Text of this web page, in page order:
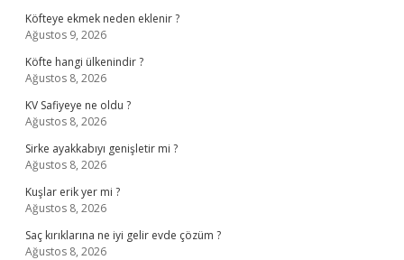
Köfteye ekmek neden eklenir ?
Ağustos 9, 2026
Köfte hangi ülkenindir ?
Ağustos 8, 2026
KV Safiyeye ne oldu ?
Ağustos 8, 2026
Sirke ayakkabıyı genişletir mi ?
Ağustos 8, 2026
Kuşlar erik yer mi ?
Ağustos 8, 2026
Saç kırıklarına ne iyi gelir evde çözüm ?
Ağustos 8, 2026